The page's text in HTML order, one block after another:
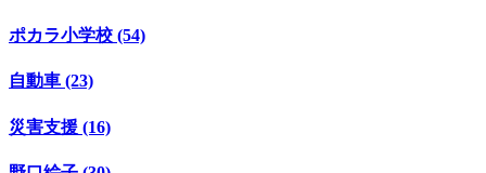
ポカラ小学校 (54)
自動車 (23)
災害支援 (16)